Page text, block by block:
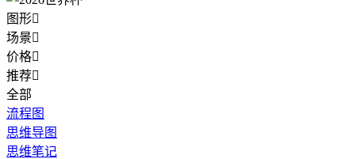
图形
场景
价格
推荐
全部
流程图
思维导图
思维笔记